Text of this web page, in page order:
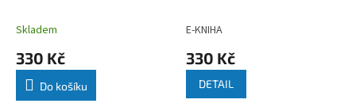
Skladem
330 Kč
Do košíku
E-KNIHA
330 Kč
DETAIL